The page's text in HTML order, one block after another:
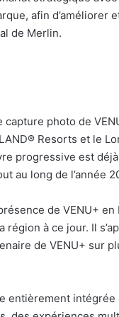
afin d’améliorer
de Merlin.
photo de
Resorts et le
progressive est
au long de l’année
de VENU+ en
à ce jour. Il
de VENU+ sur
entièrement